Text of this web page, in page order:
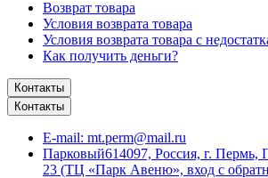
Возврат товара
Условия возврата товара
Условия возврата товара с
Как получить деньги?
Контакты
Контакты
E-mail: mt.perm@mail.ru
Парковый614097, Россия, г. Пермь,
23 (ТЦ «Парк Авеню», вход с